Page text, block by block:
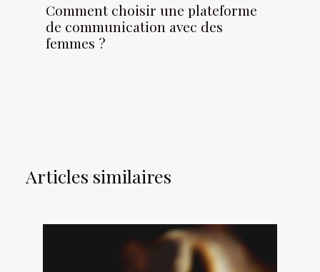
Comment choisir une plateforme
de communication avec des
femmes ?
Articles similaires